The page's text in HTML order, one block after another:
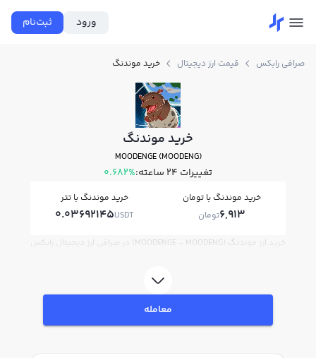
ورود ثبت‌نام
صرافی رابکس قیمت ارز دیجیتال خرید موندنگ
خرید موندنگ
MOODENGE (MOODENG)
تغییرات ۲۴ ساعته: 0.682%
خرید موندنگ با تومان
6,913تومان
خرید موندنگ با تتر
0.03692145USDT
خرید ارز موندنگ (MOODENGE - MOODENG) در صرافی ارز دیجیتال رابکس
معامله